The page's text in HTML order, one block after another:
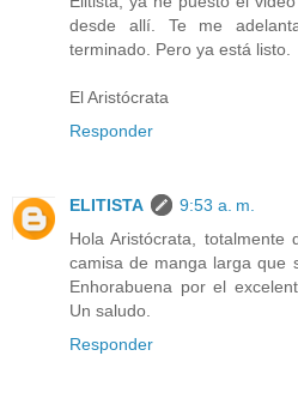
desde allí. Te me
terminado. Pero ya está listo.
El Aristócrata
Responder
ELITISTA
9:53 a. m.
Hola Aristócrata, totalmente
camisa de manga larga que
Enhorabuena por el
Un saludo.
Responder